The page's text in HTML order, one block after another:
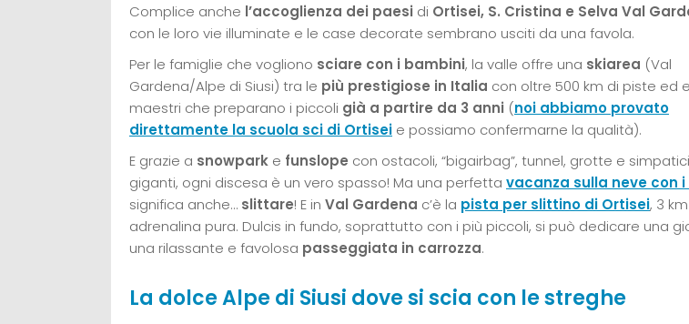
Complice anche l’accoglienza dei paesi di Ortisei, S. Cristina e Selva Val
con le loro vie illuminate e le case decorate sembrano usciti da una favola.
Per le famiglie che vogliono sciare con i bambini, la valle offre una skiarea (Val
Gardena/Alpe di Siusi) tra le più prestigiose in Italia con oltre 500 km di piste ed
maestri che preparano i piccoli già a partire da 3 anni (noi abbiamo provato
direttamente la scuola sci di Ortisei e possiamo confermarne la qualità).
E grazie a snowpark e funslope con ostacoli, “bigairbag”, tunnel, grotte e
giganti, ogni discesa è un vero spasso! Ma una perfetta vacanza sulla neve con
significa anche… slittare! E in Val Gardena c’è la pista per slittino di Ortisei, 3
adrenalina pura. Dulcis in fundo, soprattutto con i più piccoli, si può dedicare una
una rilassante e favolosa passeggiata in carrozza.
La dolce Alpe di Siusi dove si scia con le streghe